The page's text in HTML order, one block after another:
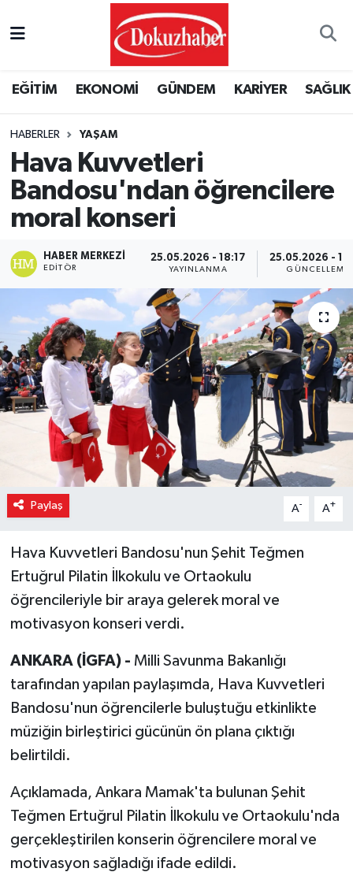
EĞİTİM EKONOMİ GÜNDEM KARİYER SAĞLIK
HABERLER YAŞAM
Hava Kuvvetleri
Bandosu'ndan öğrencilere
moral konseri
HABER MERKEZI
EDITÖR
25.05.2026 - 18:17
YAYINLANMA
25.05.2026 -
GÜNCELLEME
Paylaş A- A+
Hava Kuvvetleri Bandosu'nun Şehit Teğmen
Ertuğrul Pilatin İlkokulu ve Ortaokulu
öğrencileriyle bir araya gelerek moral ve
motivasyon konseri verdi.
ANKARA (İGFA) - Milli Savunma Bakanlığı
tarafından yapılan paylaşımda, Hava Kuvvetleri
Bandosu'nun öğrencilerle buluştuğu etkinlikte
müziğin birleştirici gücünün ön plana çıktığı
belirtildi.
Açıklamada, Ankara Mamak'ta bulunan Şehit
Teğmen Ertuğrul Pilatin İlkokulu ve Ortaokulu'nda
gerçekleştirilen konserin öğrencilere moral ve
motivasyon sağladığı ifade edildi.
Puan Durumu ve Fikstür
Tüm Manşetler
Son Dakika Haberleri
Haber Arşivi